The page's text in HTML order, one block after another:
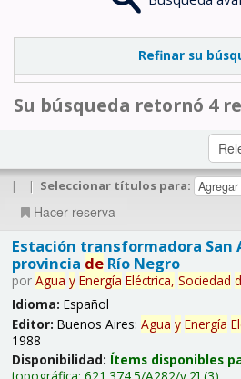
Refinar su
Su búsqueda retornó 4
| | Seleccionar títulos para:
Hacer reserva
Estación transformadora San
provincia deRío Negro
por Agua y Energía Eléctrica, Sociedad
Idioma: Español
Editor: Buenos Aires: Agua y Energía
1988
Disponibilidad: Ítems disponibles